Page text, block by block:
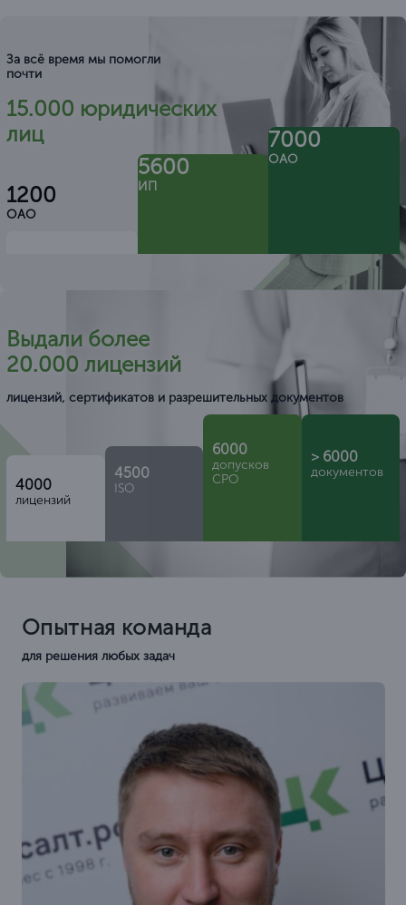
За всё время мы помогли
почти
15.000 юридических
лиц
1200
ОАО
5600
ИП
7000
ОАО
Выдали более
20.000 лицензий
лицензий, сертификатов и разрешительных документов
4000
лицензий
4500
ISO
6000
допусков
СРО
> 6000
документов
Опытная команда
для решения любых задач